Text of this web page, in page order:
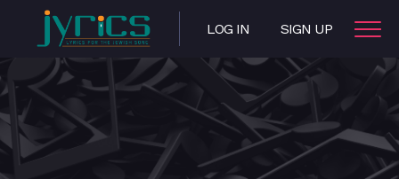
LOG IN SIGN UP